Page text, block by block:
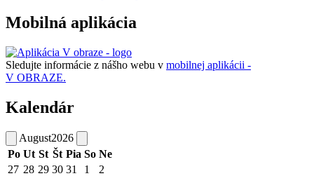
Mobilná aplikácia
Sledujte informácie z nášho webu v mobilnej aplikácii -
V OBRAZE.
Kalendár
August2026
Po Ut St Št Pia So Ne
27 28 29 30 31 1
2